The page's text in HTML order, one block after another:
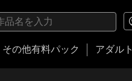
その他有料パック アダルト